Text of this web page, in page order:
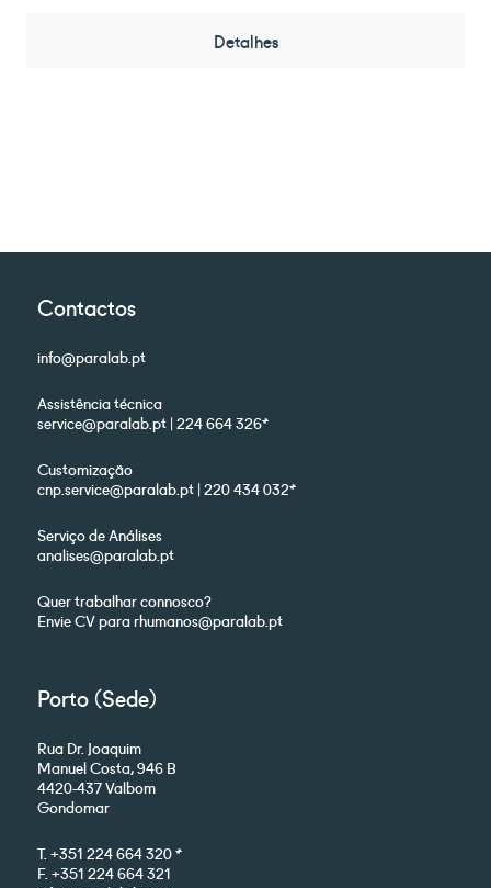
Detalhes
Contactos
info@paralab.pt
Assistência técnica
service@paralab.pt | 224 664 326*
Customização
cnp.service@paralab.pt | 220 434 032*
Serviço de Análises
analises@paralab.pt
Quer trabalhar connosco?
Envie CV para rhumanos@paralab.pt
Porto (Sede)
Rua Dr. Joaquim
Manuel Costa, 946 B
4420-437 Valbom
Gondomar
T. +351 224 664 320 *
F. +351 224 664 321